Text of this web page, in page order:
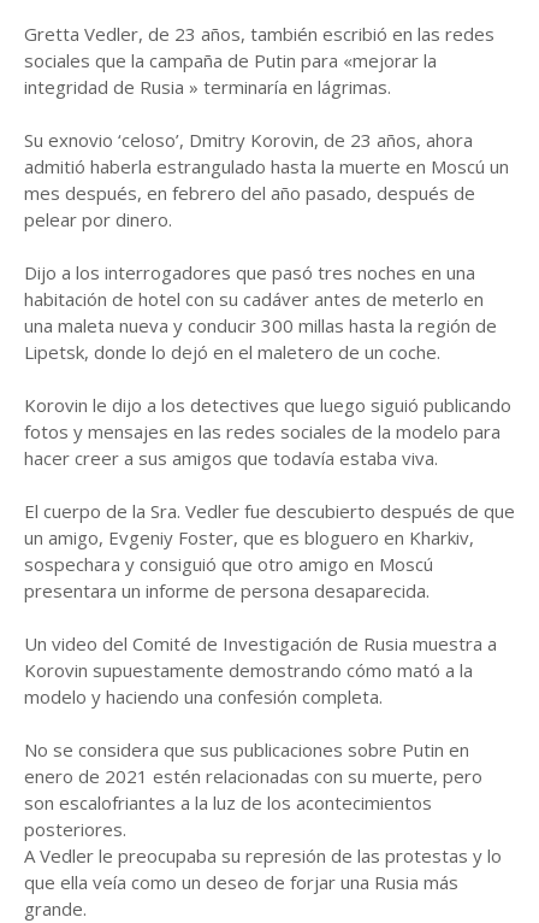
Gretta Vedler, de 23 años, también escribió en las redes
sociales que la campaña de Putin para «mejorar la
integridad de Rusia » terminaría en lágrimas.
Su exnovio ‘celoso’, Dmitry Korovin, de 23 años, ahora
admitió haberla estrangulado hasta la muerte en Moscú un
mes después, en febrero del año pasado, después de
pelear por dinero.
Dijo a los interrogadores que pasó tres noches en una
habitación de hotel con su cadáver antes de meterlo en
una maleta nueva y conducir 300 millas hasta la región de
Lipetsk, donde lo dejó en el maletero de un coche.
Korovin le dijo a los detectives que luego siguió publicando
fotos y mensajes en las redes sociales de la modelo para
hacer creer a sus amigos que todavía estaba viva.
El cuerpo de la Sra. Vedler fue descubierto después de que
un amigo, Evgeniy Foster, que es bloguero en Kharkiv,
sospechara y consiguió que otro amigo en Moscú
presentara un informe de persona desaparecida.
Un video del Comité de Investigación de Rusia muestra a
Korovin supuestamente demostrando cómo mató a la
modelo y haciendo una confesión completa.
No se considera que sus publicaciones sobre Putin en
enero de 2021 estén relacionadas con su muerte, pero
son escalofriantes a la luz de los acontecimientos
posteriores.
A Vedler le preocupaba su represión de las protestas y lo
que ella veía como un deseo de forjar una Rusia más
grande.